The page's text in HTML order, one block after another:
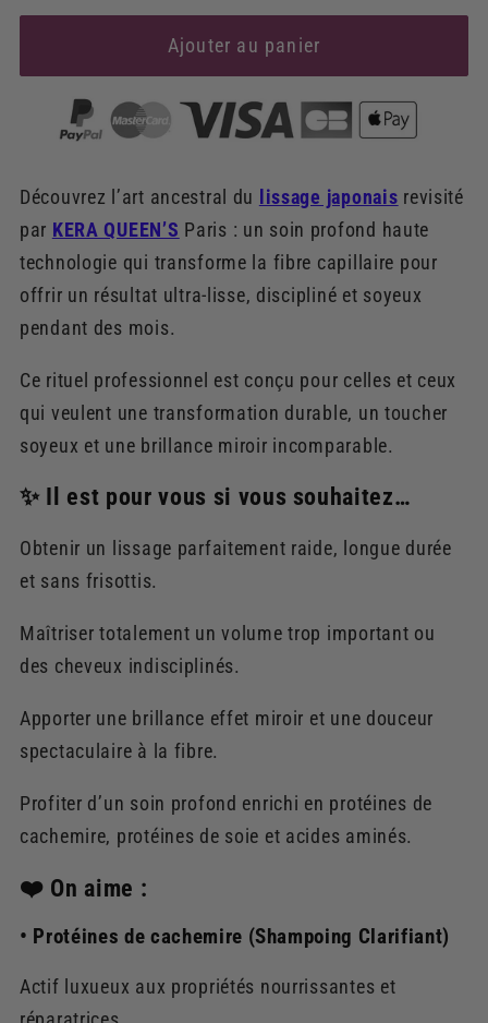
Ajouter au panier
Découvrez l’art ancestral du lissage japonais revisité
par KERA QUEEN’S Paris : un soin profond haute
technologie qui transforme la fibre capillaire pour
offrir un résultat ultra-lisse, discipliné et soyeux
pendant des mois.
Ce rituel professionnel est conçu pour celles et ceux
qui veulent une transformation durable, un toucher
soyeux et une brillance miroir incomparable.
✨ Il est pour vous si vous souhaitez…
Obtenir un lissage parfaitement raide, longue durée
et sans frisottis.
Maîtriser totalement un volume trop important ou
des cheveux indisciplinés.
Apporter une brillance effet miroir et une douceur
spectaculaire à la fibre.
Profiter d’un soin profond enrichi en protéines de
cachemire, protéines de soie et acides aminés.
❤️ On aime :
• Protéines de cachemire (Shampoing Clarifiant)
Actif luxueux aux propriétés nourrissantes et